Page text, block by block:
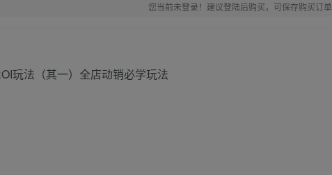
您当前未登录！建议登陆后购买，可保存购买订单